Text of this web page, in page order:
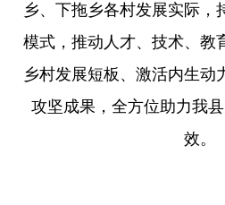
乡、下拖乡各村发展实际，
模式，推动人才、技术、教
乡村发展短板、激活内生动
攻坚成果，全方位助力我
效。